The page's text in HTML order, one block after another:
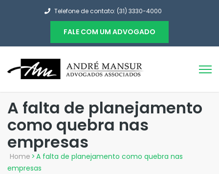
Telefone de contato: (31) 3330-4000
FALE COM UM ADVOGADO
A falta de planejamento
como quebra nas
empresas
Home > A falta de planejamento como quebra nas
empresas